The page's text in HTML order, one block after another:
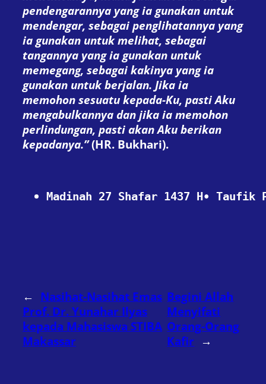
pendengarannya yang ia gunakan untuk
mendengar, sebagai penglihatannya yang
ia gunakan untuk melihat, sebagai
tangannya yang ia gunakan untuk
memegang, sebagai kakinya yang ia
gunakan untuk berjalan. Jika ia
memohon sesuatu kepada-Ku, pasti Aku
mengabulkannya dan jika ia memohon
perlindungan, pasti akan Aku berikan
kepadanya.”(HR. Bukhari).
Madinah 27 Shafar 1437 H•
← Nasihat-Nasihat Emas
Prof. Dr. Yunahar Ilyas
kepada Mahasiswa STIBA
Makassar
Begini Allah
Menyifati
Orang-Orang
Kafir →